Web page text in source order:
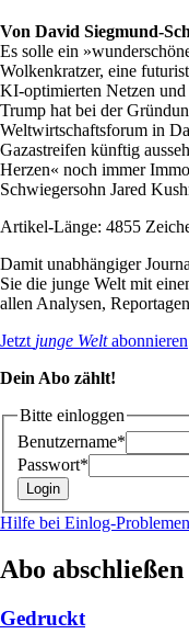
Von David Siegmund-
Es solle ein
Wolkenkratzer, eine
KI-optimierten Netzen
Trump hat bei der
Weltwirtschaftsforum in
Gazastreifen künftig
Herzen« noch immer
Schwiegersohn Jared
Artikel-Länge: 4855
Damit unabhängiger
Sie die junge Welt mit
allen Analysen,
Jetzt junge Weltabonnieren
Dein Abo zählt!
Bitte einloggen
Benutzername*
Passwort*
Hilfe bei Einlog-Problemen
Abo abschließen
Gedruckt